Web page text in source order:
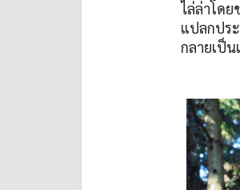
ไล่ล่าโด
แปลกปร
กลายเป็น